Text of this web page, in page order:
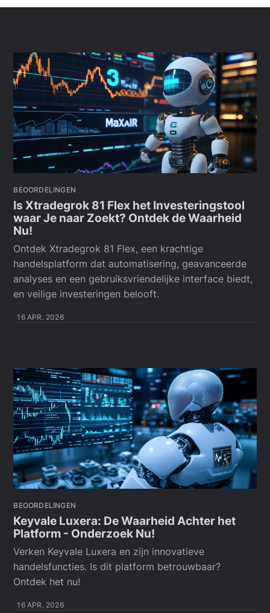
BEOORDELINGEN
Is Xtradegrok 81 Flex het Investeringstool
waar Je naar Zoekt? Ontdek de Waarheid
Nu!
Ontdek Xtradegrok 81 Flex, een krachtige
handelsplatform dat automatisering, geavanceerde
analyses en een gebruiksvriendelijke interface biedt,
en veilige investeringen belooft.
16 APR. 2026
BEOORDELINGEN
Keyvale Luxera: De Waarheid Achter het
Platform - Onderzoek Nu!
Verken Keyvale Luxera en zijn innovatieve
handelsfuncties. Is dit platform betrouwbaar?
Ontdek het nu!
16 APR. 2026